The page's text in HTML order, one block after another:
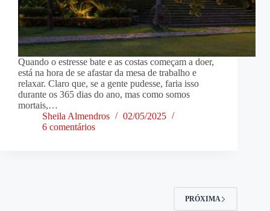
Quando o estresse bate e as costas começam a doer,
está na hora de se afastar da mesa de trabalho e
relaxar. Claro que, se a gente pudesse, faria isso
durante os 365 dias do ano, mas como somos
mortais,…
Sheila Almendros
02/05/2025
6 comentários
PRÓXIMA